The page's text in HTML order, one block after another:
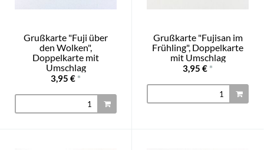
Grußkarte "Fuji über
den Wolken",
Doppelkarte mit
Umschlag
3,95 € *
Grußkarte "Fujisan im
Frühling", Doppelkarte
mit Umschlag
3,95 € *